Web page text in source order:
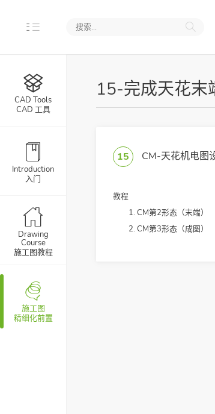
CAD Tools
CAD 工具
Introduction
入门
Drawing
Course
施工图教程
施工图
精细化前置
但未立项0
方案2
化设计24
方案3
设计19
15-完成天花末
15 CM-天花机电图
教程
CM第2形态（末端）
CM第3形态（成图）